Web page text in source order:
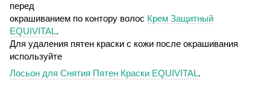
перед
окрашиванием по контору волос Крем Защитный
EQUIVITAL.
Для удаления пятен краски с кожи после окрашивания
используйте
Лосьон для Снятия Пятен Краски EQUIVITAL.